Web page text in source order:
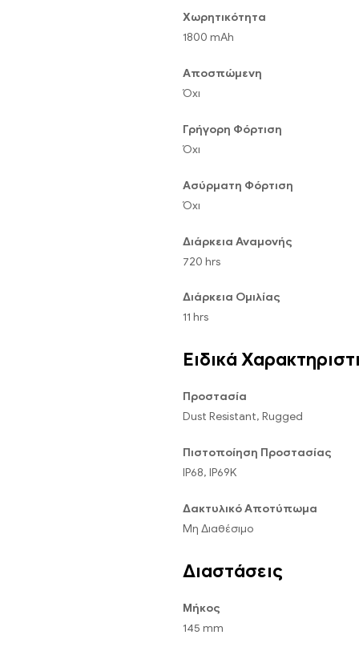
Χωρητικότητα
1800 mAh
Αποσπώμενη
Όχι
Γρήγορη Φόρτιση
Όχι
Ασύρματη Φόρτιση
Όχι
Διάρκεια Αναμονής
720 hrs
Διάρκεια Ομιλίας
11 hrs
Ειδικά
Προστασία
Dust Resistant, Rugged
Πιστοποίηση Προστασίας
IP68, IP69K
Δακτυλικό Αποτύπωμα
Μη Διαθέσιμο
Διαστάσεις
Μήκος
145 mm